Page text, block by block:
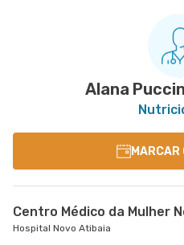
Alana
MARCAR
Centro Médico da Mulher
Hospital Novo Atibaia